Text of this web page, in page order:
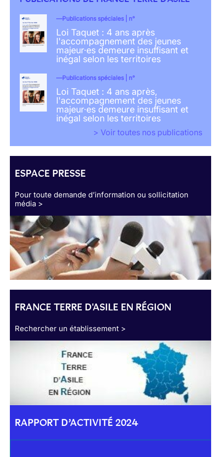
Publications spéciales | n°
Loi Taquet : 4 ans après
l'accompagnement des jeunes
majeur·es demeure insuffisant et
inégal selon les territoires
Publications spéciales | n°
Loi Taquet : 4 ans après,
l'accompagnement des jeunes
majeur·es demeure insuffisant et
inégal selon les territoires
> Voir toutes nos publications
ESPACE PRESSE
Pour toute demande d’information ou sollicitation
média >
FRANCE TERRE D'ASILE EN RÉGION
Rechercher un établissement >
RAPPORT D’ACTIVITÉ 2024